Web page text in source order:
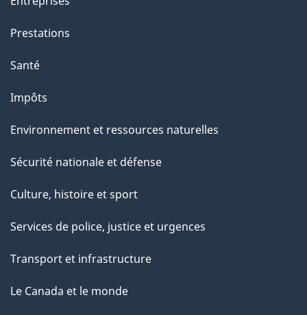
Prestations
Santé
Impôts
Environnement et ressources naturelles
Sécurité nationale et défense
Culture, histoire et sport
Services de police, justice et urgences
Transport et infrastructure
Le Canada et le monde